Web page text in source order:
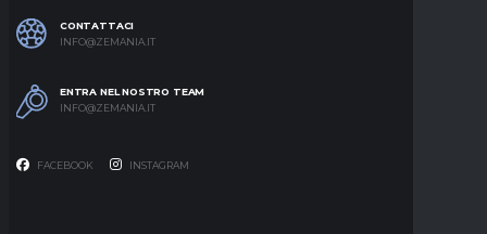
CONTATTACI
INFO@ZEMANIA.IT
ENTRA NEL NOSTRO TEAM
INFO@ZEMANIA.IT
FACEBOOK INSTAGRAM